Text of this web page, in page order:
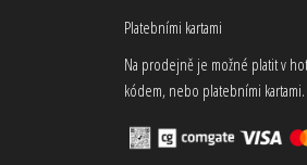
Platebními kartami
Na prodejně je možné platit v
kódem, nebo platebními kartami.